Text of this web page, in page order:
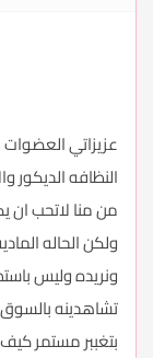
عزيزاتي
النظافه الديكور
من منا لاتحب ان
ولكن الحاله
ونريده وليس
تشاهدينه
بتغببر مستمر